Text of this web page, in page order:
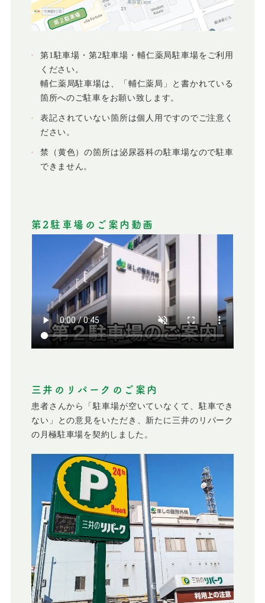
第1駐車場・第2駐車場・輔仁薬局駐車場をご利用
ください。
輔仁薬局駐車場は、「輔仁薬局」と書かれている
箇所へのご駐車をお願い致します。
表記されていない箇所は個人用ですのでご注意く
ださい。
禁（黄色）の箇所は泌尿器科の駐車場なので駐車
できません。
第2駐車場のご案内動画
三井のリパークのご案内
患者さんから「駐車場が空いていなくて、駐車でき
ない」との意見をいただき、新たに三井のリパーク
の月極駐車場を契約しました。